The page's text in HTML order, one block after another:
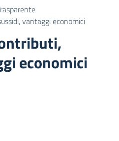
vantaggi economici
economici